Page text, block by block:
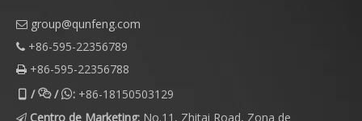
 group@qunfeng.com
 +86-595-22356789
 +86-595-22356788
 //: +86-18150503129
 Centro de Marketing: No.11, Zhitai Road, Zona de